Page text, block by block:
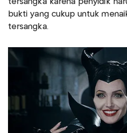
tersangka karena penyidik
bukti yang cukup untuk
tersangka.